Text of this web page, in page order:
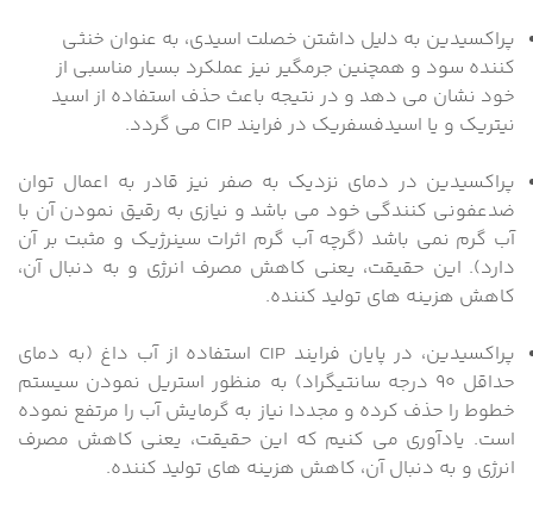
پراکسیدین به دلیل داشتن خصلت اسیدی، به عنوان خنثی
کننده سود و همچنین جرمگیر نیز عملکرد بسیار مناسبی از
خود نشان می دهد و در نتیجه باعث حذف استفاده از اسید
نیتریک و یا اسیدفسفریک در فرایند CIP می گردد.
پراکسیدین در دمای نزدیک به صفر نیز قادر به اعمال توان
ضدعفونی کنندگی خود می باشد و نیازی به رقیق نمودن آن با
آب گرم نمی باشد (گرچه آب گرم اثرات سینرژیک و مثبت بر آن
دارد). این حقیقت، یعنی کاهش مصرف انرژی و به دنبال آن،
کاهش هزینه های تولید کننده.
پراکسیدین، در پایان فرایند CIP استفاده از آب داغ (به دمای
حداقل 90 درجه سانتیگراد) به منظور استریل نمودن سیستم
خطوط را حذف کرده و مجددا نیاز به گرمایش آب را مرتفع نموده
است. یادآوری می کنیم که این حقیقت، یعنی کاهش مصرف
انرژی و به دنبال آن، کاهش هزینه های تولید کننده.